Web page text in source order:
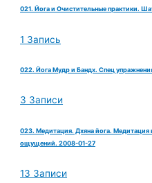
021. Йога и Очистительные практики.
1 Запись
022. Йога Мудр и Бандх. Спец
3 Записи
023. Медитация. Дхяна йога. Медитация
ощущений. 2008-01-27
13 Записи